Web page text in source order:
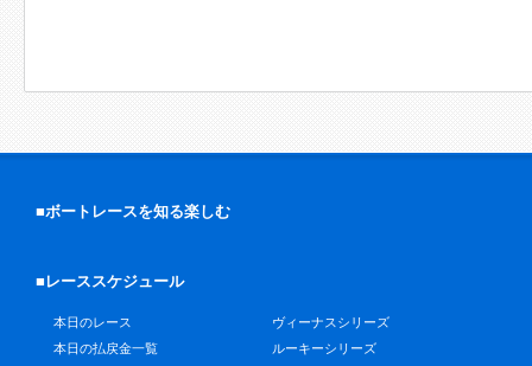
■ボートレースを知る楽しむ
■レーススケジュール
本日のレース
本日の払戻金一覧
ヴィーナスシリーズ
ルーキーシリーズ